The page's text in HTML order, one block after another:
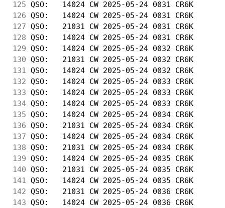
125 QSO:   14024 CW 2025-05-24 0031
126 QSO:   14024 CW 2025-05-24 0031
127 QSO:   21031 CW 2025-05-24 0031
128 QSO:   14024 CW 2025-05-24 0031
129 QSO:   14024 CW 2025-05-24 0032
130 QSO:   21031 CW 2025-05-24 0032
131
QSO:   14024 CW 2025-05-24 0032
132 QSO:   14024 CW 2025-05-24 0033
133 QSO:   14024 CW 2025-05-24 0033
134 QSO:   14024 CW 2025-05-24 0033
135 QSO:   14024 CW 2025-05-24 0034
136 QSO:   21031 CW 2025-05-24 0034
137 QSO:   14024 CW 2025-05-24 0034
138 QSO:   21031 CW 2025-05-24 0034
139 QSO:   14024 CW 2025-05-24 0035
140 QSO:   21031 CW 2025-05-24 0035
141
QSO:   14024 CW 2025-05-24 0035
142 QSO:   21031 CW 2025-05-24 0036
143 QSO:   14024 CW 2025-05-24 0036